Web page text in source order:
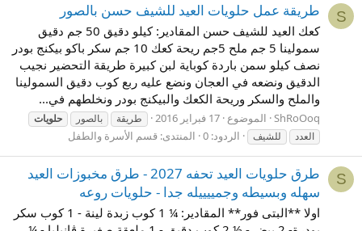
S طريقة عمل حلويات العيد للشيف حسن بالصور
كعك العيد للشيف حسن المقادير: كيلو دقيق 50 جم دقيق
سمولينا 5 جم ملح 5جم ريحة كعك 10 جم سكر باكو بيكنج بودر
نصف كيلو سمن باردة كوباية لبن كبيرة طريقة التحضير نجيب
الدقيق ونضعه في العجان ونضع عليه ربع كوب دقيق السمولينا
والملح والسكر وريحة الكعك والبيكنج بودر ونخلطهم في...
ShRoOoq الموضوع 17 فبراير 2016 طريقة بالصور
حلويات
العدد
للشيف الردود: 0 المنتدى: قسم الأسرة والطفل
S
طرق حلويات العيد تحفه 2027 - طرق مخبوزات العيد
سهله وبسيطه وجمييييله جدا - حلويات روعه
اولا **البتى فور** المقادير: ¼ 1 كوب زبدة لينة - 1 كوب سكر